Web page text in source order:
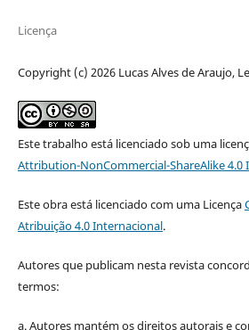
Licença
Copyright (c) 2026 Lucas Alves de Araujo,
Este trabalho está licenciado sob uma
Attribution-NonCommercial-ShareAlike 4.0
Este obra está licenciado com uma Licença
Atribuição 4.0 Internacional.
Autores que publicam nesta revista
termos:
a. Autores mantém os direitos autorais e